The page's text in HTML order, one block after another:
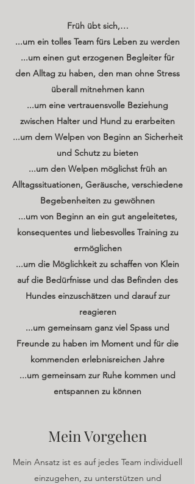
Früh übt sich,…
...um ein tolles Team fürs Leben zu werden
...um einen gut erzogenen Begleiter für
den Alltag zu haben, den man ohne Stress
überall mitnehmen kann
...um eine vertrauensvolle Beziehung
zwischen Halter und Hund zu erarbeiten
...um dem Welpen von Beginn an Sicherheit
und Schutz zu bieten
...um den Welpen möglichst früh an
Alltagssituationen, Geräusche, verschiedene
Begebenheiten zu gewöhnen
...um von Beginn an ein gut angeleitetes,
konsequentes und liebesvolles Training zu
ermöglichen
...um die Möglichkeit zu schaffen von Klein
auf die Bedürfnisse und das Befinden des
Hundes einzuschätzen und darauf zur
reagieren
...um gemeinsam ganz viel Spass und
Freunde zu haben im Moment und für die
kommenden erlebnisreichen Jahre
...um gemeinsam zur Ruhe kommen und
entspannen zu können
Mein Vorgehen
Mein Ansatz ist es auf jedes Team individuell
einzugehen, zu unterstützen und